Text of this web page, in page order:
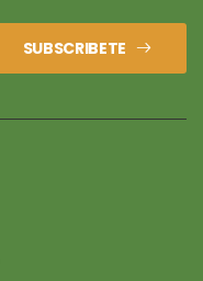
SUBSCRIBETE